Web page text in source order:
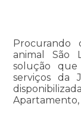
Procurando
animal São
solução
serviços da
Apartamento,